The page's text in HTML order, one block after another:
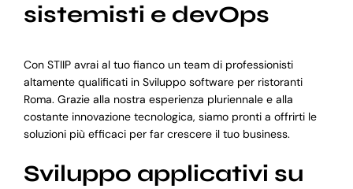
sistemisti e devOps
Con STIIP avrai al tuo fianco un team di professionisti
altamente qualificati in Sviluppo software per ristoranti
Roma. Grazie alla nostra esperienza pluriennale e alla
costante innovazione tecnologica, siamo pronti a offrirti le
soluzioni più efficaci per far crescere il tuo business.
Sviluppo applicativi su